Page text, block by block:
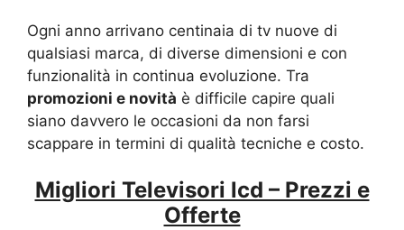
Ogni anno arrivano centinaia di tv nuove di
qualsiasi marca, di diverse dimensioni e con
funzionalità in continua evoluzione. Tra
promozioni e novità è difficile capire quali
siano davvero le occasioni da non farsi
scappare in termini di qualità tecniche e costo.
Migliori Televisori lcd – Prezzi e
Offerte